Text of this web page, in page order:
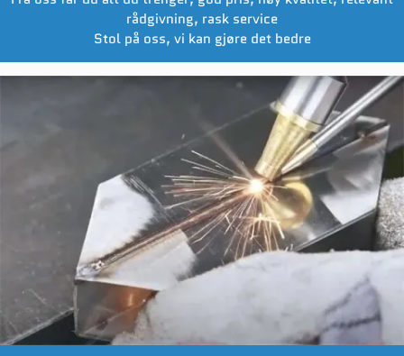
rådgivning, rask service
Stol på oss, vi kan gjøre det bedre